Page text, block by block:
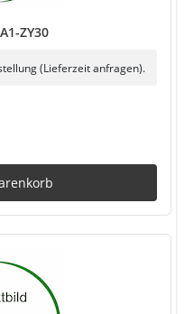
ZY30
(Lieferzeit anfragen).